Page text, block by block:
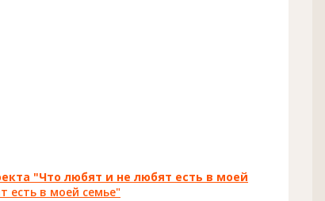
"Что любят и не любят есть в моей
есть в моей семье"